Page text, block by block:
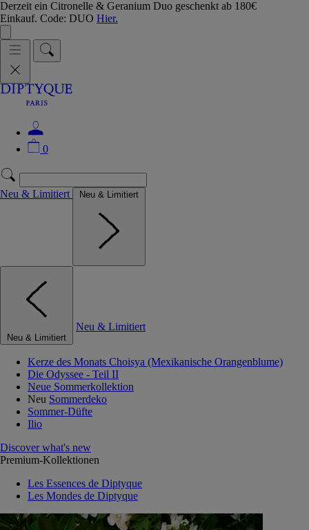
Derzeit ein Citronelle & Geranium Duo geschenkt ab 180€
Einkauf. Code: DUO Hier.
0
Neu & Limitiert Neu & Limitiert
Neu & Limitiert
Neu & Limitiert
Kerze des Monats Choisya (Mexikanische Orangenblume)
Die Odyssee - Teil II
Neue Sommerkollektion
Neu Sommerdeko
Sommer-Düfte
Ilio
Discover what's new
Premium-Kollektionen
Les Essences de Diptyque
Les Mondes de Diptyque